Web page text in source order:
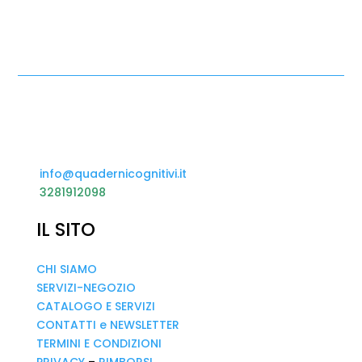
info@quadernicognitivi.it
3281912098
IL SITO
CHI SIAMO
SERVIZI-NEGOZIO
CATALOGO E SERVIZI
CONTATTI e NEWSLETTER
TERMINI E CONDIZIONI